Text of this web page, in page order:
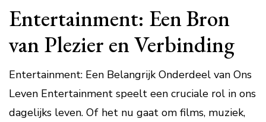
Entertainment: Een Bron
van Plezier en Verbinding
Entertainment: Een Belangrijk Onderdeel van Ons
Leven Entertainment speelt een cruciale rol in ons
dagelijks leven. Of het nu gaat om films, muziek,